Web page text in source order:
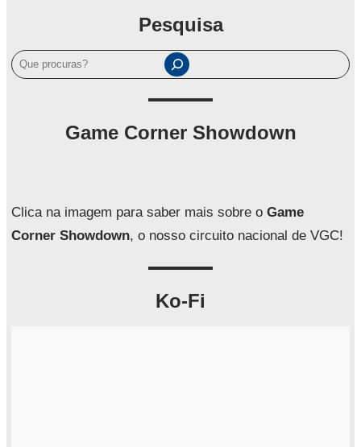
Pesquisa
P
e
a
Game Corner Showdown
Clica na imagem para saber mais sobre o Game
Corner Showdown, o nosso circuito nacional de VGC!
Ko-Fi